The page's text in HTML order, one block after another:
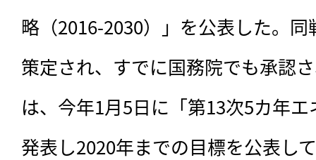
略（2016-2030）」を公表した。
策定され、すでに国務院でも承認
は、今年1月5日に「第13次5カ年
発表し2020年までの目標を公表し